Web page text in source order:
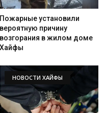
Пожарные установили
вероятную причину
возгорания в жилом доме
Хайфы
НОВОСТИ ХАЙФЫ